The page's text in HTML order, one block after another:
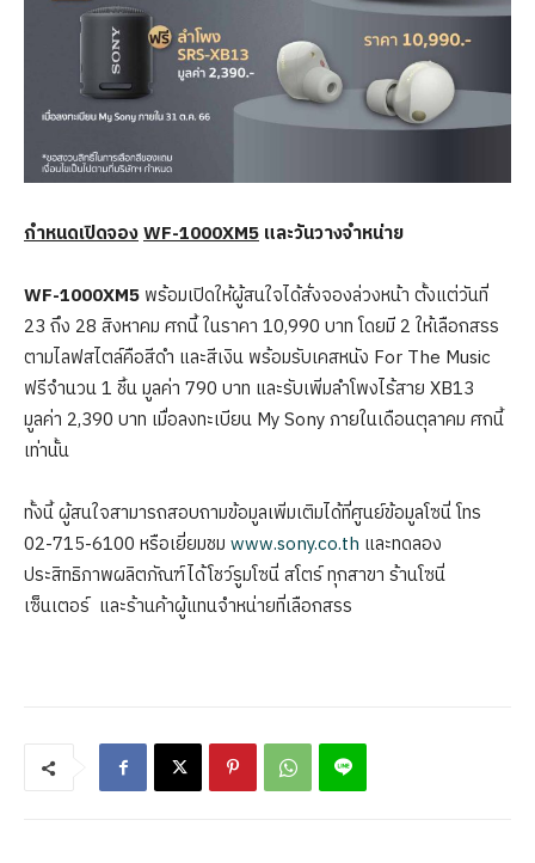
กำหนดเปิดจองWF-1000XM5 และวันวางจำหน่าย
WF-1000XM5 พร้อมเปิดให้ผู้สนใจได้สั่งจองล่วงหน้า ตั้งแต่วันที่
23 ถึง 28 สิงหาคม ศกนี้ ในราคา 10,990 บาท โดยมี 2 ให้เลือกสรร
ตามไลฟสไตล์คือสีดำ และสีเงิน พร้อมรับเคสหนัง For The Music
ฟรีจำนวน 1 ชิ้น มูลค่า 790 บาท และรับเพิ่มลำโพงไร้สาย XB13
มูลค่า 2,390 บาท เมื่อลงทะเบียน My Sony ภายในเดือนตุลาคม ศกนี้
เท่านั้น
ทั้งนี้ ผู้สนใจสามารถสอบถามข้อมูลเพิ่มเติมได้ที่ศูนย์ข้อมูลโซนี่ โทร
02-715-6100 หรือเยี่ยมชม www.sony.co.th และทดลอง
ประสิทธิภาพผลิตภัณฑ์ได้โชว์รูมโซนี่ สโตร์ ทุกสาขา ร้านโซนี่
เซ็นเตอร์ และร้านค้าผู้แทนจำหน่ายที่เลือกสรร